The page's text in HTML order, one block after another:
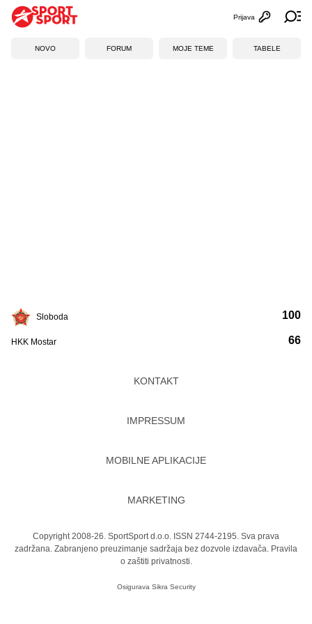
Otvori
Prijava
NOVO FORUM MOJE TEME TABELE
Sloboda
HKK Mostar
100
66
KONTAKT
IMPRESSUM
MOBILNE APLIKACIJE
MARKETING
Copyright 2008-26. SportSport d.o.o. ISSN 2744-2195. Sva prava
zadržana. Zabranjeno preuzimanje sadržaja bez dozvole izdavača. Pravila
o zaštiti privatnosti.
Osigurava Sikra Security